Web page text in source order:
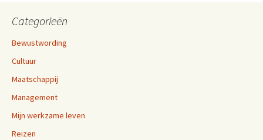
Categorieën
Bewustwording
Cultuur
Maatschappij
Management
Mijn werkzame leven
Reizen